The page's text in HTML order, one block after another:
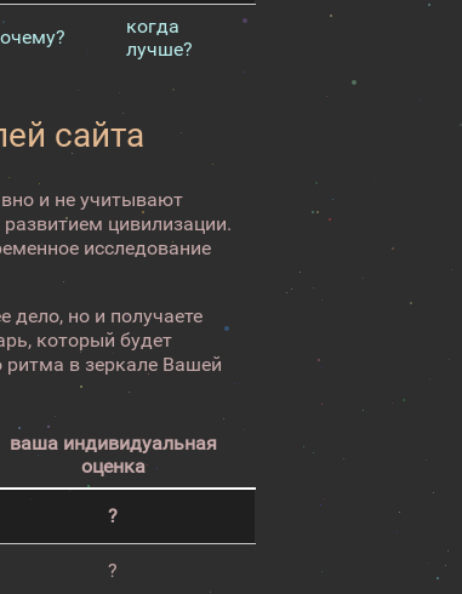
когда
лучше?
сайта
и не учитывают
цивилизации.
исследование
дело, но и получаете
который будет
в зеркале Вашей
ваша индивидуальная
оценка
?
?